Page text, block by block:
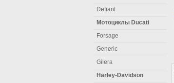
Defiant
Мотоциклы Ducati
Forsage
Generic
Gilera
Harley-Davidson